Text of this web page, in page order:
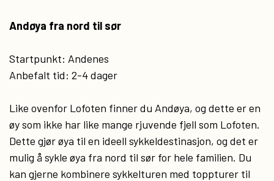
Andøya fra nord til sør
Startpunkt: Andenes
Anbefalt tid: 2-4 dager
Like ovenfor Lofoten finner du Andøya, og dette er en
øy som ikke har like mange rjuvende fjell som Lofoten.
Dette gjør øya til en ideell sykkeldestinasjon, og det er
mulig å sykle øya fra nord til sør for hele familien. Du
kan gjerne kombinere sykkelturen med toppturer til